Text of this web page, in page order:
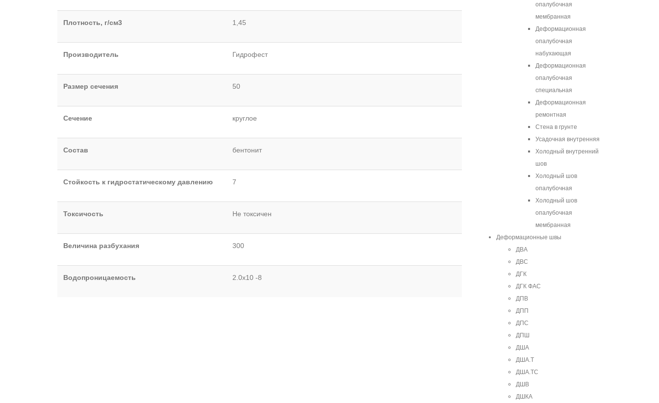
Плотность, г/см3 1,45
Производитель Гидрофест
Размер сечения 50
Сечение круглое
Состав бентонит
Стойкость к гидростатическому давлению 7
Токсичость Не токсичен
Величина разбухания 300
Водопроницаемость 2.0х10 -8
опалубочная
мембранная
Деформационная
опалубочная
набухающая
Деформационная
опалубочная
специальная
Деформационная
ремонтная
Стена в грунте
Усадочная внутренняя
Холодный внутренний
шов
Холодный шов
опалубочная
Холодный шов
опалубочная
мембранная
Деформационные швы
ДВА
ДВС
ДГК
ДГК ФАС
ДПВ
ДПП
ДПС
ДПШ
ДША
ДША.Т
ДША.ТС
ДШВ
ДШКА